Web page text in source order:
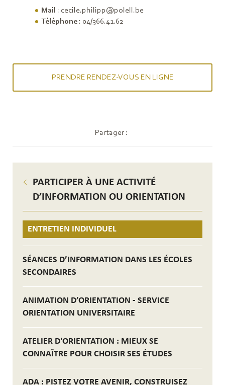
PARTICIPER À UNE ACTIVITÉ
D’INFORMATION OU ORIENTATION
ENTRETIEN INDIVIDUEL
SÉANCES D’INFORMATION DANS LES ÉCOLES
SECONDAIRES
ANIMATION D’ORIENTATION - SERVICE
ORIENTATION UNIVERSITAIRE
ATELIER D'ORIENTATION : MIEUX SE
CONNAÎTRE POUR CHOISIR SES ÉTUDES
ADA : PISTEZ VOTRE AVENIR, CONSTRUISEZ
Mail : cecile.philipp@polell.be
Téléphone: 04/366.41.62
PRENDRE RENDEZ-VOUS EN LIGNE
Partager :